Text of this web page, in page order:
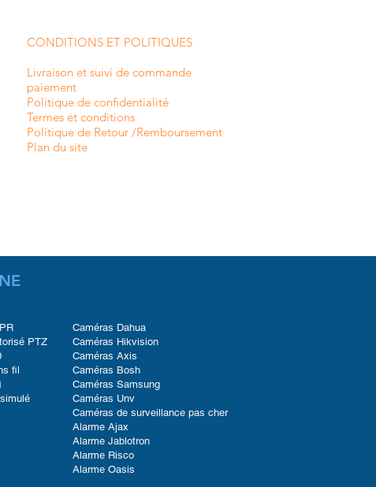
CONDITIONS ET POLITIQUES
Livraison et suivi de commande
paiement
Politique de confidentialité
Termes et conditions
Politique de Retour /Remboursement
Plan du site
PTZ
fil
Caméras Dahua
Caméras Hikvision
Caméras Axis
Caméras Bosh
Caméras Samsung
Caméras Unv
Caméras de surveillance pas cher
Alarme Ajax
Alarme Jablotron
Alarme Risco
Alarme Oasis